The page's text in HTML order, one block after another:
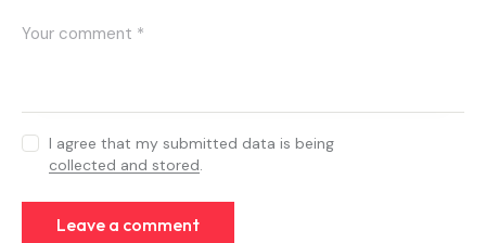
I agree that my submitted data is being
collected and stored